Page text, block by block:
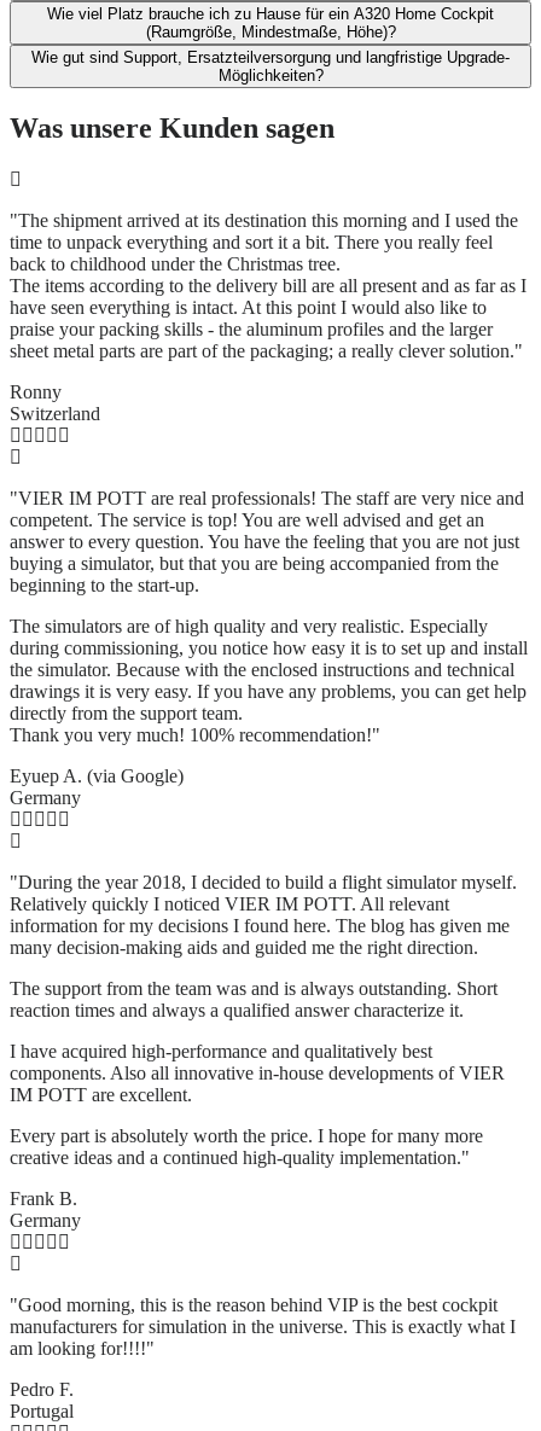
Wie viel Platz brauche ich zu Hause für ein A320 Home Cockpit
(Raumgröße, Mindestmaße, Höhe)?​
Wie gut sind Support, Ersatzteilversorgung und langfristige Upgrade-
Möglichkeiten?
Was unsere Kunden sagen
"The shipment arrived at its destination this morning and I used the
time to unpack everything and sort it a bit. There you really feel
back to childhood under the Christmas tree.
The items according to the delivery bill are all present and as far as I
have seen everything is intact. At this point I would also like to
praise your packing skills - the aluminum profiles and the larger
sheet metal parts are part of the packaging; a really clever solution."
Ronny
Switzerland
"VIER IM POTT are real professionals! The staff are very nice and
competent. The service is top! You are well advised and get an
answer to every question. You have the feeling that you are not just
buying a simulator, but that you are being accompanied from the
beginning to the start-up.
The simulators are of high quality and very realistic. Especially
during commissioning, you notice how easy it is to set up and install
the simulator. Because with the enclosed instructions and technical
drawings it is very easy. If you have any problems, you can get help
directly from the support team.
Thank you very much! 100% recommendation!"
Eyuep A. (via Google)
Germany
"During the year 2018, I decided to build a flight simulator myself.
Relatively quickly I noticed VIER IM POTT. All relevant
information for my decisions I found here. The blog has given me
many decision-making aids and guided me the right direction.
The support from the team was and is always outstanding. Short
reaction times and always a qualified answer characterize it.
I have acquired high-performance and qualitatively best
components. Also all innovative in-house developments of VIER
IM POTT are excellent.
Every part is absolutely worth the price. I hope for many more
creative ideas and a continued high-quality implementation."
Frank B.
Germany
"Good morning, this is the reason behind VIP is the best cockpit
manufacturers for simulation in the universe. This is exactly what I
am looking for!!!!"
Pedro F.
Portugal